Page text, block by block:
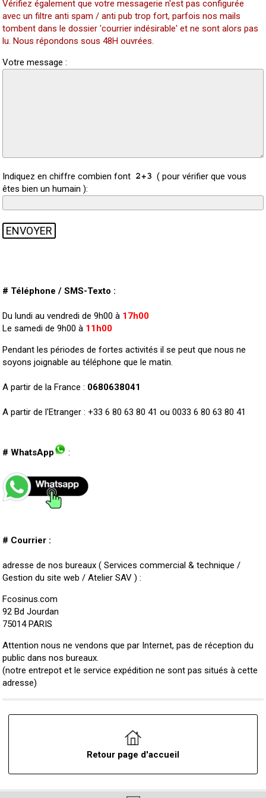
Vérifiez également que votre messagerie n'est pas configurée
avec un filtre anti spam / anti pub trop fort, parfois nos mails
tombent dans le dossier 'courrier indésirable' et ne sont alors pas
lu. Nous répondons sous 48H ouvrées.
Votre message :
Indiquez en chiffre combien font
( pour vérifier que vous
êtes bien un humain ):
# Téléphone / SMS-Texto :
Du lundi au vendredi de 9h00 à 17h00
Le samedi de 9h00 à 11h00
Pendant les périodes de fortes activités il se peut que nous ne
soyons joignable au téléphone que le matin.
A partir de la France : 0680638041
A partir de l'Etranger : +33 6 80 63 80 41 ou 0033 6 80 63 80 41
# WhatsApp :
# Courrier :
adresse de nos bureaux ( Services commercial & technique /
Gestion du site web / Atelier SAV ) :
Fcosinus.com
92 Bd Jourdan
75014 PARIS
Attention nous ne vendons que par Internet, pas de réception du
public dans nos bureaux.
(notre entrepot et le service expédition ne sont pas situés à cette
adresse)
Retour page d'accueil